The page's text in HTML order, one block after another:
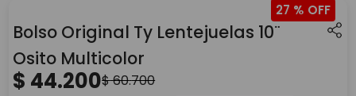
4.
monopatin
5. toy story
27 %
Bolso Original Ty Lentejuelas 10¨
Osito Multicolor
$ 44.200$60.700